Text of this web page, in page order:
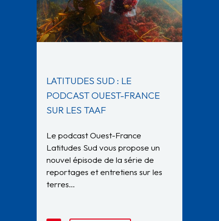
LATITUDES SUD : LE
PODCAST OUEST-FRANCE
SUR LES TAAF
Le podcast Ouest-France
Latitudes Sud vous propose un
nouvel épisode de la série de
reportages et entretiens sur les
terres…